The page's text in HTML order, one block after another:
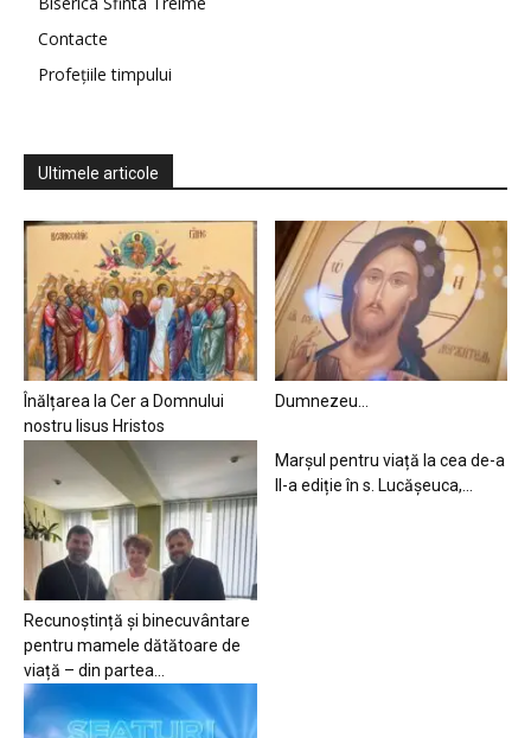
Contacte
Profețiile timpului
Ultimele articole
Înălțarea la Cer a Domnului
nostru Iisus Hristos
Dumnezeu…
Recunoștință și binecuvântare
pentru mamele dătătoare de
viață – din partea...
Marșul pentru viață la cea de-a
II-a ediție în s. Lucășeuca,...